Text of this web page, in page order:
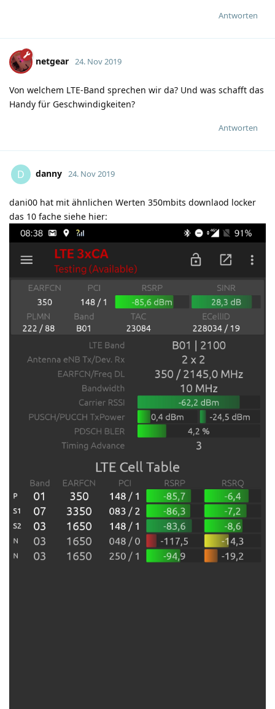
Antworten
netgear 24. Nov 2019
Von welchem LTE-Band sprechen wir da? Und was schafft das
Handy für Geschwindigkeiten?
Antworten
D danny 24. Nov 2019
dani00 hat mit ähnlichen Werten 350mbits downlaod locker
das 10 fache siehe hier: